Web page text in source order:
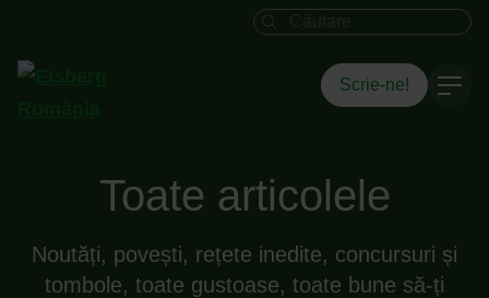
Câmpul de căutare
Scrie-ne!
Toate articolele
Noutăți, povești, rețete inedite, concursuri și
tombole, toate gustoase, toate bune să-ți